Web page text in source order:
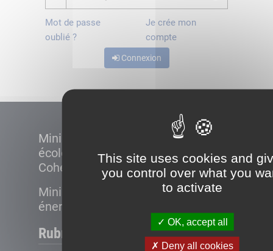
This site uses cookies and
you control over what you
to activate
OK, accept all
Deny all cookies
Mot de passe
oublié ?
Je crée mon
compte
Connexion
Ministère de la Transition
écologique et de la
Cohésion des territoires
Ministère de la Transition
énergétique
Rubriques